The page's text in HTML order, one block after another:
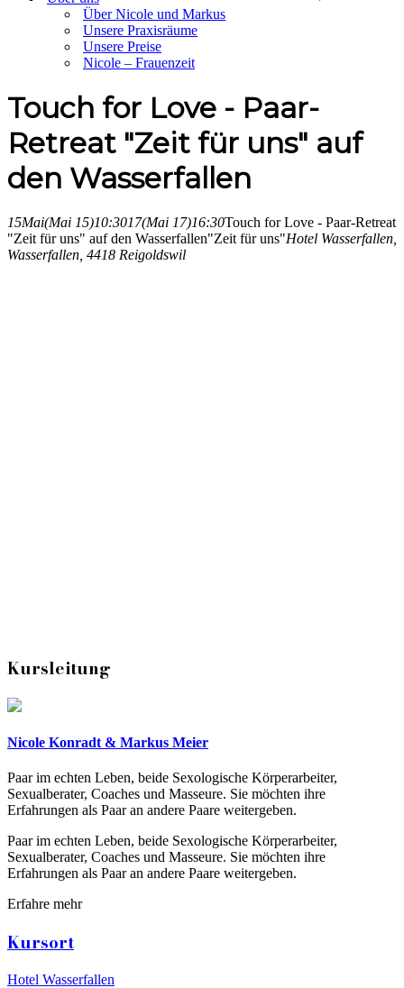
Über Nicole und Markus
Unsere Praxisräume
Unsere Preise
Nicole – Frauenzeit
Touch for Love - Paar-
Retreat "Zeit für uns" auf
den Wasserfallen
15Mai(Mai 15)10:3017(Mai 17)16:30Touch for Love - Paar-Retreat
"Zeit für uns" auf den Wasserfallen"Zeit für uns"Hotel Wasserfallen,
Wasserfallen, 4418 Reigoldswil
Kursleitung
Nicole Konradt & Markus Meier
Paar im echten Leben, beide Sexologische Körperarbeiter,
Sexualberater, Coaches und Masseure. Sie möchten ihre
Erfahrungen als Paar an andere Paare weitergeben.
Paar im echten Leben, beide Sexologische Körperarbeiter,
Sexualberater, Coaches und Masseure. Sie möchten ihre
Erfahrungen als Paar an andere Paare weitergeben.
Erfahre mehr
Kursort
Hotel Wasserfallen